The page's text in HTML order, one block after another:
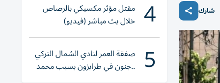
شارك 4 مقتل مؤثر مكسيكي بالرصاص
خلال بث مباشر (فيديو)
5 صفقة العمر لنادي الشمال التركي
..جنون في طرابزون بسبب محمد